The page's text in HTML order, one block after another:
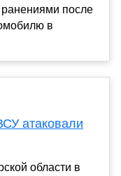
после
в
атаковали
области в